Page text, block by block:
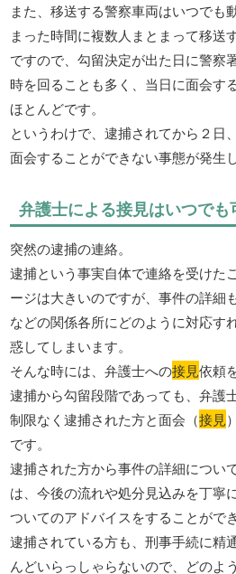
また、移送する警察車両はいつでも
まった時間に複数人まとまって移送
ですので、勾留決定が出た日に警察
時を回ることも多く、当日に面会す
ほとんどです。
というわけで、逮捕されてから２日
面会することができない事態が発生
弁護士による接見はいつでも
突然の逮捕の連絡。
逮捕という事実自体で連絡を受けた
ージは大きいのですが、事件の詳細
などの関係各所にどのように対応す
惑してしまいます。
そんな時には、弁護士への接見依頼
逮捕から勾留段階であっても、弁護
制限なく逮捕された方と面会（接見
です。
逮捕された方から事件の詳細につい
は、今後の流れや処分見込みを丁寧
ついてのアドバイスをすることができ
逮捕されている方も、刑事手続に精
んどいらっしゃらないので、どのよ